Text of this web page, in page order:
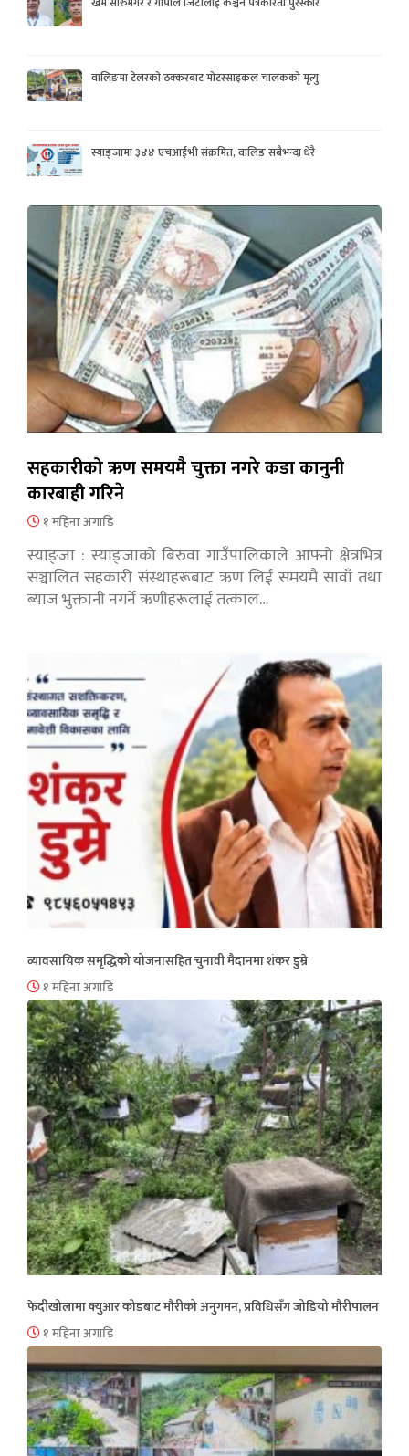
वालिङमा टेलरको ठक्करबाट मोटरसाइकल चालकको मृत्यु
स्याङ्जामा ३४४ एचआईभी संक्रमित, वालिङ सबैभन्दा धेरै
सहकारीको ऋण समयमै चुक्ता नगरे कडा कानुनी
कारबाही गरिने
१ महिना अगाडि
स्याङ्जा : स्याङ्जाको बिरुवा गाउँपालिकाले आफ्नो क्षेत्रभित्र
सञ्चालित सहकारी संस्थाहरूबाट ऋण लिई समयमै सावाँ तथा
ब्याज भुक्तानी नगर्ने ऋणीहरूलाई तत्काल…
व्यावसायिक समृद्धिको योजनासहित चुनावी मैदानमा शंकर डुम्रे
१ महिना अगाडि
फेदीखोलामा क्युआर कोडबाट मौरीको अनुगमन, प्रविधिसँग जोडियो मौरीपालन
१ महिना अगाडि